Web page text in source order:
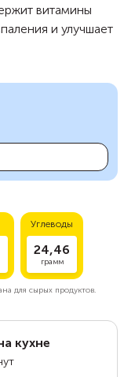
витамины
и улучшает
Углеводы
24,46
грамм
для сырых продуктов.
кухне